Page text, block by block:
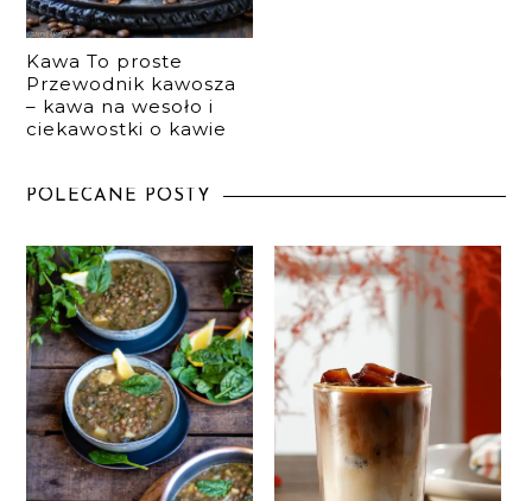
Kawa To proste
Przewodnik kawosza
– kawa na wesoło i
ciekawostki o kawie
POLECANE POSTY